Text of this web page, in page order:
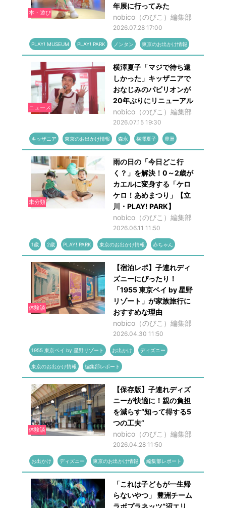
本・遊び
年展に行ってみた
nobico（のびこ）編集部
2026.07.28 17:00
PLAY! MUSEUM PLAY! PARK ノンタン 東京のお出かけ情報
ニュース
横澤夏子「マジで待ち遠
しかった」キッザニアで
おなじみのパビリオンが
20年ぶりにリニューアル
nobico（のびこ）編集部
2026.07.15 19:30
キッザニア 東京のお出かけ情報 森永 横澤夏子 豊洲
未分類
雨の日の「今日どこ行
く？」を解決！0～2歳が
カエルに変身する「ケロ
ケロ！あめまつり」【立
川・PLAY! PARK】
nobico（のびこ）編集部
2026.06.11 11:50
1歳 2歳 PLAY! PARK 東京のお出かけ情報 赤ちゃん
体験談
【宿泊レポ】子連れディ
ズニーにぴったり！
「1955 東京ベイ by 星野
リゾート」が家族旅行に
おすすめな理由
nobico（のびこ）編集部
2026.04.30 11:50
1955 東京ベイ by 星野リゾート お出かけ ディズニー
東京のお出かけ情報 編集部レポート
体験談
【保存版】子連れディズ
ニーが快適に！親の負担
を減らす“知って得する5
つの工夫”
nobico（のびこ）編集部
2026.04.28 11:50
お出かけ ディズニー 東京のお出かけ情報 編集部レポート
「これは子どもが一生帰
らないやつ」 豊洲チーム